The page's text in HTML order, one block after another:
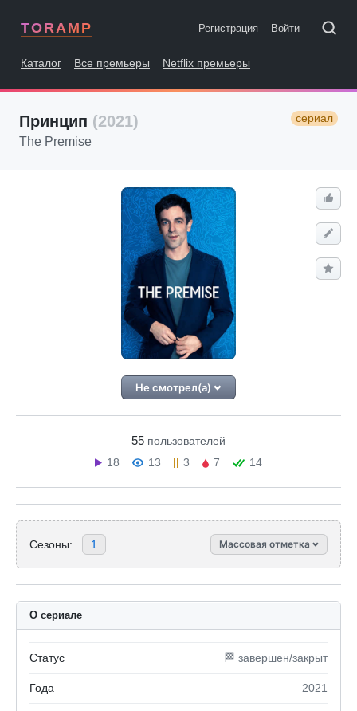
TORAMP Регистрация Войти
Каталог Все премьеры Netflix премьеры
Принцип (2021) сериал
The Premise
Не смотрел(а)
55 пользователей
18
13 3 7 14
Сезоны: 1 Массовая отметка
О сериале
Статус 🏁 завершен/закрыт
Года 2021